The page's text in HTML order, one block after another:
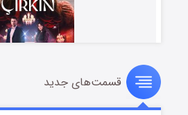
سریال زشت
قسمت۲ (زیرنویس)
قسمت‌های جدید